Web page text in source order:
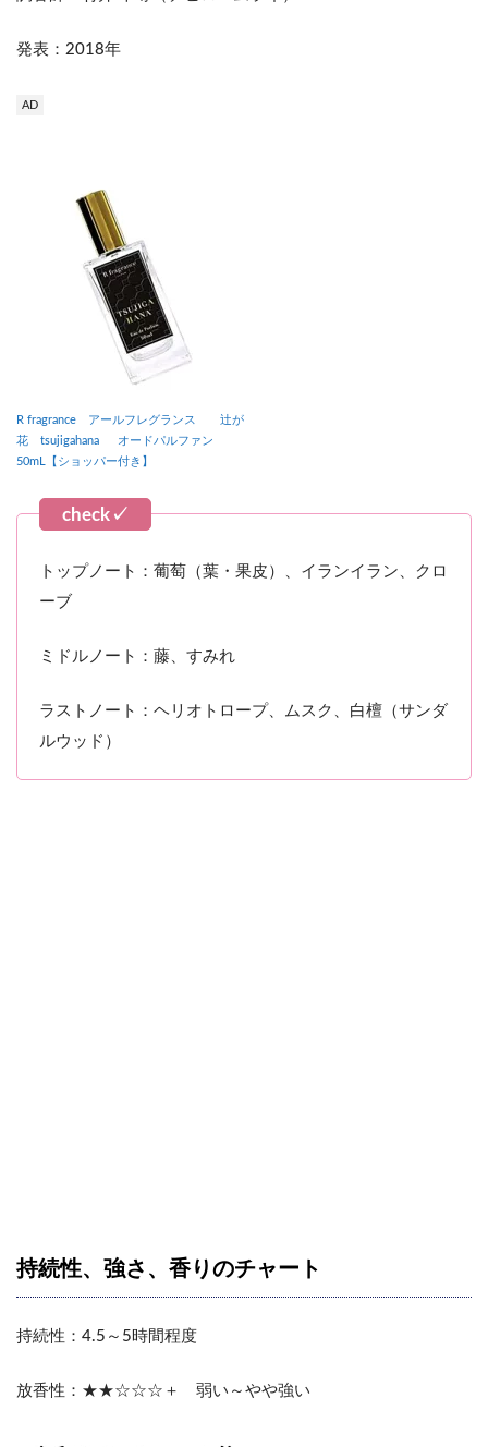
発表：2018年
AD
R fragrance アールフレグランス 辻が
花 tsujigahana オードパルファン
50mL【ショッパー付き】
トップノート：葡萄（葉・果皮）、イランイラン、クロ
ーブ
ミドルノート：藤、すみれ
ラストノート：ヘリオトロープ、ムスク、白檀（サンダ
ルウッド）
持続性、強さ、香りのチャート
持続性：4.5～5時間程度
放香性：★★☆☆☆＋ 弱い～やや強い